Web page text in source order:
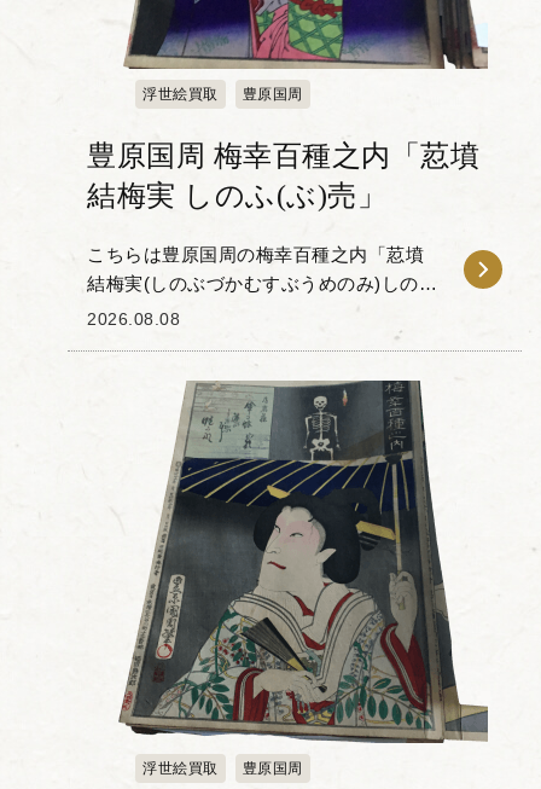
浮世絵買取 豊原国周
豊原国周 梅幸百種之内「荵墳
結梅実 しのふ(ぶ)売」
こちらは豊原国周の梅幸百種之内「荵墳
結梅実(しのぶづかむすぶうめのみ)しのふ
(ぶ)売」です。 「梅幸百種(ばいこうひゃ
くしゅ)」とは、梅幸という歌舞伎役者が
2026.08.08
浮世絵買取 豊原国周